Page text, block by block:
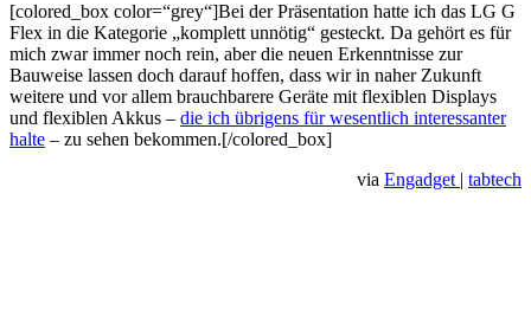
[colored_box color=“grey“]Bei der Präsentation hatte ich das LG G
Flex in die Kategorie „komplett unnötig“ gesteckt. Da gehört es für
mich zwar immer noch rein, aber die neuen Erkenntnisse zur
Bauweise lassen doch darauf hoffen, dass wir in naher Zukunft
weitere und vor allem brauchbarere Geräte mit flexiblen Displays
und flexiblen Akkus – die ich übrigens für wesentlich interessanter
halte – zu sehen bekommen.[/colored_box]
via Engadget | tabtech